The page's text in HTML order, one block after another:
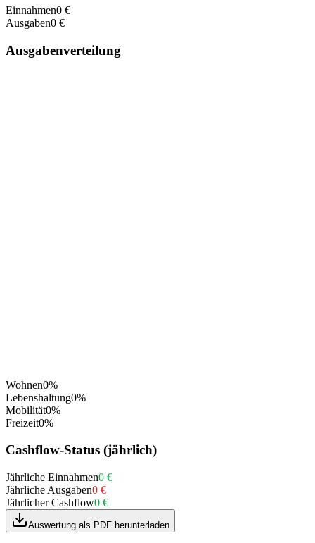
Einnahmen0 €
Ausgaben0 €
Ausgabenverteilung
Wohnen0%
Lebenshaltung0%
Mobilität0%
Freizeit0%
Cashflow-Status (jährlich)
Jährliche Einnahmen0 €
Jährliche Ausgaben0 €
Jährlicher Cashflow0 €
Auswertung als PDF herunterladen